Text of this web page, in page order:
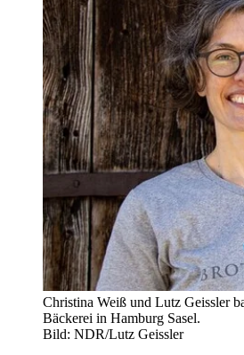
Christina Weiß und Lutz Geissler
Bäckerei in Hamburg Sasel.
Bild: NDR/Lutz Geissler